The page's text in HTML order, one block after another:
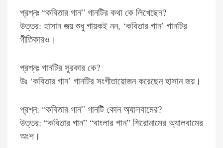
প্রশ্নঃ “কবিতার গান” গানটির কথা কে লিখেছেন?
উত্তর: হাসান জয় শুধু গায়কই নন, ‘কবিতার গান’ গানটির
গীতিকারও।
প্রশ্নঃ গানটির সুরকার কে?
উঃ ‘কবিতার গান’ গানটির সংগীতায়োজন করেছেন হাসান জয়।
প্রশ্ন: “কবিতার গান” গানটি কোন অ্যালবামের?
উত্তর: “কবিতার গান” “বাংলার গান” শিরোনামের অ্যালবামের
অংশ।